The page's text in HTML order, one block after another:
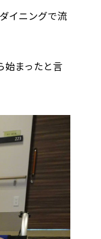
イニングで流
始まったと言